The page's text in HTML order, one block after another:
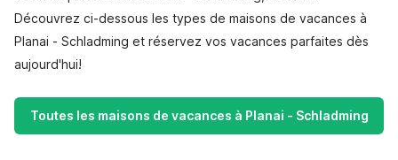
Découvrez ci-dessous les types de maisons de vacances à
Planai - Schladming et réservez vos vacances parfaites dès
aujourd'hui!
Toutes les maisons de vacances à Planai - Schladming